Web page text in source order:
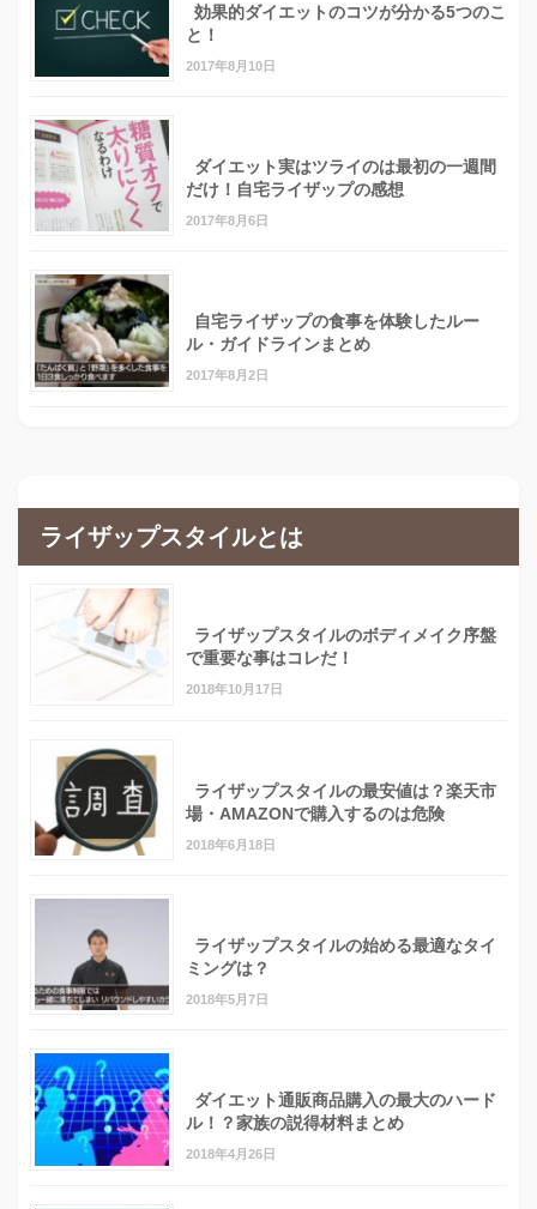
効果的ダイエットのコツが分かる5つのこ
と！
2017年8月10日
ダイエット実はツライのは最初の一週間
だけ！自宅ライザップの感想
2017年8月6日
自宅ライザップの食事を体験したルー
ル・ガイドラインまとめ
2017年8月2日
ライザップスタイルとは
ライザップスタイルのボディメイク序盤
で重要な事はコレだ！
2018年10月17日
ライザップスタイルの最安値は？楽天市
場・AMAZONで購入するのは危険
2018年6月18日
ライザップスタイルの始める最適なタイ
ミングは？
2018年5月7日
ダイエット通販商品購入の最大のハード
ル！？家族の説得材料まとめ
2018年4月26日